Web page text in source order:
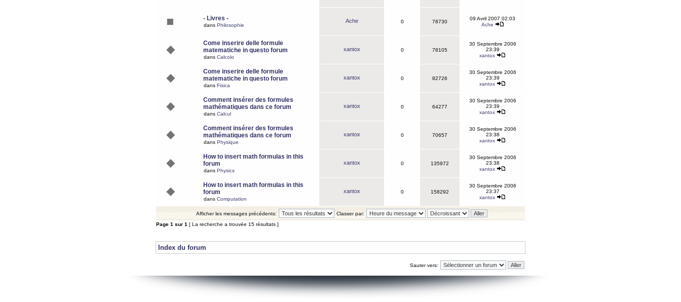
- Livres -
dans Philosophie
Ache 0 78730
09 Avril 2007 02:03
Ache
Come inserire delle formule
matematiche in questo forum
dans Calcolo
xantox 0 78105
30 Septembre 2006
23:39
xantox
Come inserire delle formule
matematiche in questo forum
dans Fisica
xantox 0 82726
30 Septembre 2006
23:39
xantox
Comment insérer des formules
mathématiques dans ce forum
dans Calcul
xantox 0 64277
30 Septembre 2006
23:39
xantox
Comment insérer des formules
mathématiques dans ce forum
dans Physique
xantox 0 70657
30 Septembre 2006
23:38
xantox
How to insert math formulas in this
forum
dans Physics
xantox 0 135972
30 Septembre 2006
23:38
xantox
How to insert math formulas in this
forum
dans Computation
xantox 0 158292
30 Septembre 2006
23:37
xantox
Afficher les messages précédents:
Classer par:
Page 1 sur 1 [ La recherche a trouvée 15 résultats ]
Index du forum
Sauter vers: